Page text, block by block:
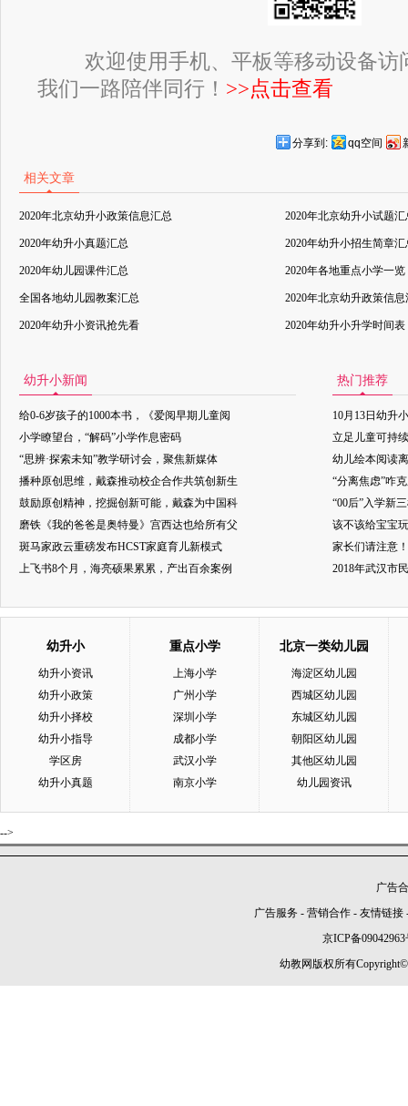
欢迎使用手机、平板等移动设备访
我们一路陪伴同行！ >>点击查看
分享到: qq空间
相关文章
2020年北京幼升小政策信息汇总 2020年北京幼升小试题汇
2020年幼升小真题汇总 2020年幼升小招生简章汇
2020年幼儿园课件汇总 2020年各地重点小学一览
全国各地幼儿园教案汇总 2020年北京幼升政策信息
2020年幼升小资讯抢先看 2020年幼升小升学时间表
幼升小新闻
给0-6岁孩子的1000本书，《爱阅早期儿童阅
小学瞭望台，“解码”小学作息密码
“思辨·探索未知”教学研讨会，聚焦新媒体
播种原创思维，戴森推动校企合作共筑创新生
鼓励原创精神，挖掘创新可能，戴森为中国科
磨铁《我的爸爸是奥特曼》宫西达也给所有父
斑马家政云重磅发布HCST家庭育儿新模式
上飞书8个月，海亮硕果累累，产出百余案例
热门推荐
10月13日幼升
立足儿童可持
幼儿绘本阅读
“分离焦虑”咋
“00后”入学新
该不该给宝宝
家长们请注意
2018年武汉市
幼升小
幼升小资讯
幼升小政策
幼升小择校
幼升小指导
学区房
幼升小真题
重点小学
上海小学
广州小学
深圳小学
成都小学
武汉小学
南京小学
北京一类幼儿园
海淀区幼儿园
西城区幼儿园
东城区幼儿园
朝阳区幼儿园
其他区幼儿园
幼儿园资讯
-->
广告
广告服务 - 营销合作 - 友情链接
京ICP备09042963
幼教网版权所有